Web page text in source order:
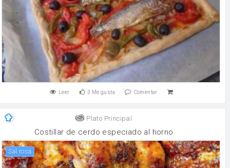
Leer 3 Me gusta Comentar
Plato Principal
Costillar de cerdo especiado al horno
Sal rosa